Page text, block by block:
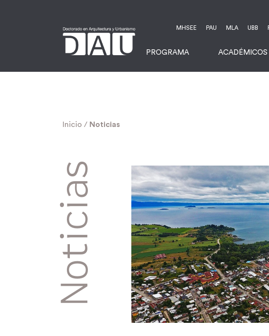
MHSEE PAU MLA UBB
PROGRAMA ACADÉMICOS
Inicio / Noticias
Noticias